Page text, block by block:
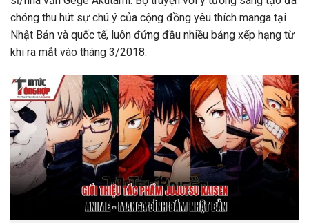
chóng thu hút sự chú ý của cộng đồng yêu thích manga tại
Nhật Bản và quốc tế, luôn đứng đầu nhiều bảng xếp hạng từ
khi ra mắt vào tháng 3/2018.